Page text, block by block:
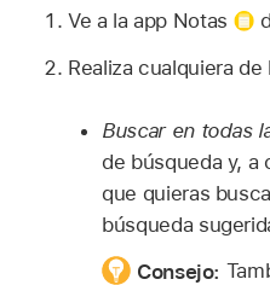
Ve a la app Notas
Realiza cualquiera
Buscar en todas
de búsqueda y, a
que quieras
búsqueda
Consejo: